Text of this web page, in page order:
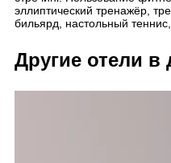
эллиптический тренажёр,
бильярд, настольный
Другие отели в